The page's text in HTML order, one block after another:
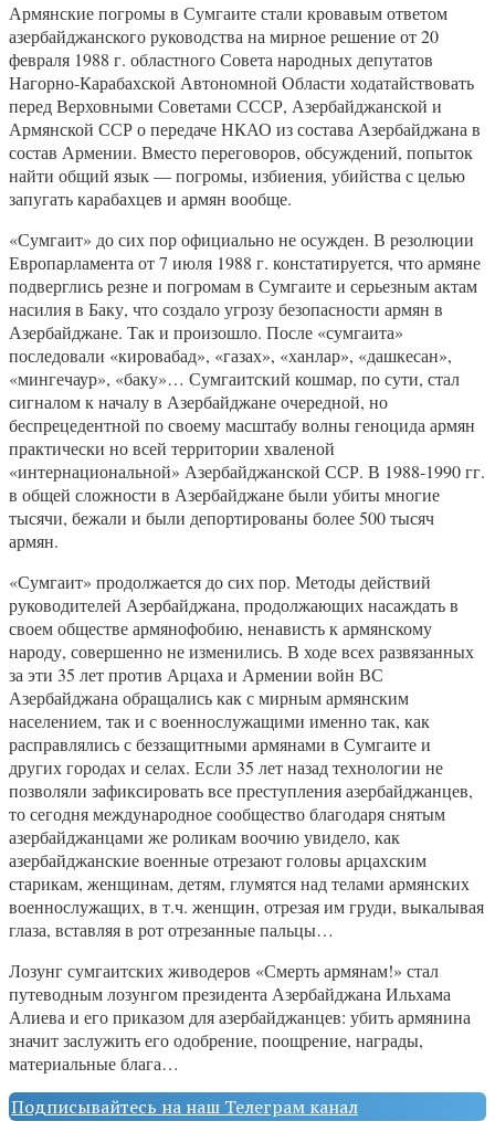
Армянские погромы в Сумгаите стали кровавым ответом
азербайджанского руководства на мирное решение от 20
февраля 1988 г. областного Совета народных депутатов
Нагорно-Карабахской Автономной Области ходатайствовать
перед Верховными Советами СССР, Азербайджанской и
Армянской ССР о передаче НКАО из состава Азербайджана в
состав Армении. Вместо переговоров, обсуждений, попыток
найти общий язык — погромы, избиения, убийства с целью
запугать карабахцев и армян вообще.
«Сумгаит» до сих пор официально не осужден. В резолюции
Европарламента от 7 июля 1988 г. констатируется, что армяне
подверглись резне и погромам в Сумгаите и серьезным актам
насилия в Баку, что создало угрозу безопасности армян в
Азербайджане. Так и произошло. После «сумгаита»
последовали «кировабад», «газах», «ханлар», «дашкесан»,
«мингечаур», «баку»… Сумгаитский кошмар, по сути, стал
сигналом к началу в Азербайджане очередной, но
беспрецедентной по своему масштабу волны геноцида армян
практически но всей территории хваленой
«интернациональной» Азербайджанской ССР. В 1988-1990 гг.
в общей сложности в Азербайджане были убиты многие
тысячи, бежали и были депортированы более 500 тысяч
армян.
«Сумгаит» продолжается до сих пор. Методы действий
руководителей Азербайджана, продолжающих насаждать в
своем обществе армянофобию, ненависть к армянскому
народу, совершенно не изменились. В ходе всех развязанных
за эти 35 лет против Арцаха и Армении войн ВС
Азербайджана обращались как с мирным армянским
населением, так и с военнослужащими именно так, как
расправлялись с беззащитными армянами в Сумгаите и
других городах и селах. Если 35 лет назад технологии не
позволяли зафиксировать все преступления азербайджанцев,
то сегодня международное сообщество благодаря снятым
азербайджанцами же роликам воочию увидело, как
азербайджанские военные отрезают головы арцахским
старикам, женщинам, детям, глумятся над телами армянских
военнослужащих, в т.ч. женщин, отрезая им груди, выкалывая
глаза, вставляя в рот отрезанные пальцы…
Лозунг сумгаитских живодеров «Смерть армянам!» стал
путеводным лозунгом президента Азербайджана Ильхама
Алиева и его приказом для азербайджанцев: убить армянина
значит заслужить его одобрение, поощрение, награды,
материальные блага…
Подписывайтесь на наш Телеграм канал